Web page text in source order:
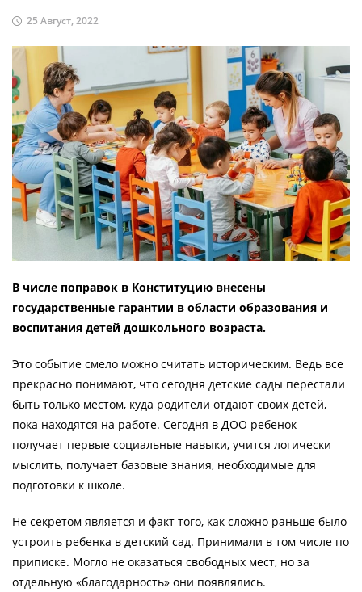
25 Август, 2022
В числе поправок в Конституцию внесены
государственные гарантии в области образования и
воспитания детей дошкольного возраста.
Это событие смело можно считать историческим. Ведь все
прекрасно понимают, что сегодня детские сады перестали
быть только местом, куда родители отдают своих детей,
пока находятся на работе. Сегодня в ДОО ребенок
получает первые социальные навыки, учится логически
мыслить, получает базовые знания, необходимые для
подготовки к школе.
Не секретом является и факт того, как сложно раньше было
устроить ребенка в детский сад. Принимали в том числе по
приписке. Могло не оказаться свободных мест, но за
отдельную «благодарность» они появлялись.